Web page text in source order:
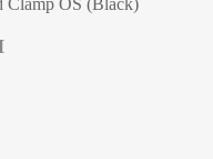
Clamp OS (Black)